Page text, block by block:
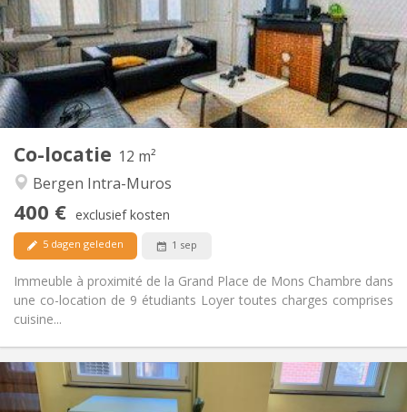
Co-locatie 12 m²
Bergen Intra-Muros
400 € exclusief kosten
5 dagen geleden 1 sep
Immeuble à proximité de la Grand Place de Mons Chambre dans
une co-location de 9 étudiants Loyer toutes charges comprises
cuisine...
Domiciliëring:
Nee
Inrichting
Badkamer:
Gemeenschappelijk
Keuken:
Gemeenschappelijk
Oppervlakte:
12 m
2
Private kamers:
1
Praktische Informatie